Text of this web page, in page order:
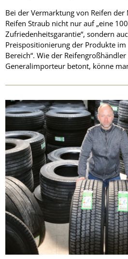
Bei der Vermarktung von Reifen der
Reifen Straub nicht nur auf „eine
Zufriedenheitsgarantie“, sondern
Preispositionierung der Produkte
Bereich“. Wie der
Generalimporteur betont, könne